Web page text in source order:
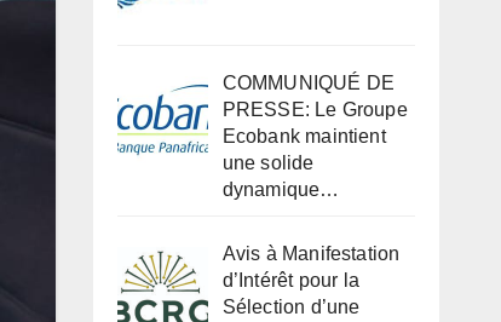
COMMUNIQUÉ DE
PRESSE: Le Groupe
Ecobank maintient
une solide
dynamique…
Avis à Manifestation
d’Intérêt pour la
Sélection d’une